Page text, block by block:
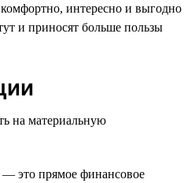
интересно и выгодно
и приносят больше пользы
на материальную
— это прямое финансовое